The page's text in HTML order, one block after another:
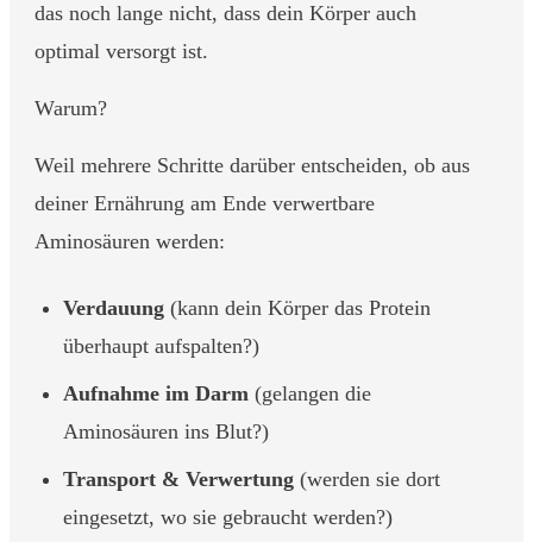
das noch lange nicht, dass dein Körper auch
optimal versorgt ist.
Warum?
Weil mehrere Schritte darüber entscheiden, ob aus
deiner Ernährung am Ende verwertbare
Aminosäuren werden:
Verdauung (kann dein Körper das Protein
überhaupt aufspalten?)
Aufnahme im Darm (gelangen die
Aminosäuren ins Blut?)
Transport & Verwertung (werden sie dort
eingesetzt, wo sie gebraucht werden?)